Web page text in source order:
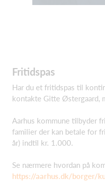
Fritidspas
Har du et fritidspas til
kontakte Gitte Østergaard,
Aarhus kommune tilbyder
familier der kan betale for
år) indtil kr. 1.000.
Se nærmere hvordan på
https://aarhus.dk/borger/